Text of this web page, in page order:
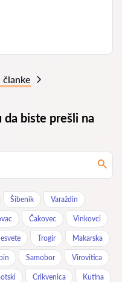
članke
biste prešli na
Šibenik Varaždin
Čakovec Vinkovci
Trogir Makarska
Samobor Virovitica
Crikvenica Kutina